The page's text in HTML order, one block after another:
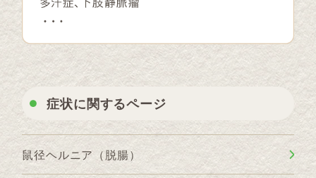
症状に関するページ
鼠径ヘルニア（脱腸）